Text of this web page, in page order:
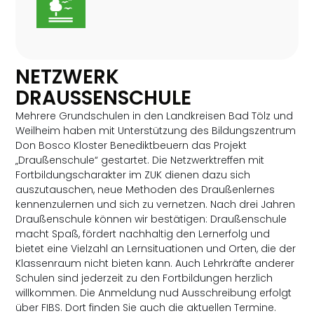
NETZWERK
DRAUSSENSCHULE
Mehrere Grundschulen in den Landkreisen Bad Tölz und
Weilheim haben mit Unterstützung des Bildungszentrum
Don Bosco Kloster Benediktbeuern das Projekt
„Draußenschule“ gestartet. Die Netzwerktreffen mit
Fortbildungscharakter im ZUK dienen dazu sich
auszutauschen, neue Methoden des Draußenlernes
kennenzulernen und sich zu vernetzen. Nach drei Jahren
Draußenschule können wir bestätigen: Draußenschule
macht Spaß, fördert nachhaltig den Lernerfolg und
bietet eine Vielzahl an Lernsituationen und Orten, die der
Klassenraum nicht bieten kann. Auch Lehrkräfte anderer
Schulen sind jederzeit zu den Fortbildungen herzlich
willkommen. Die Anmeldung nud Ausschreibung erfolgt
über FIBS. Dort finden Sie auch die aktuellen Termine.